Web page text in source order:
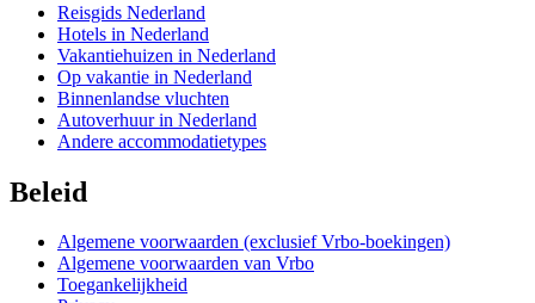
Reisgids Nederland
Hotels in Nederland
Vakantiehuizen in Nederland
Op vakantie in Nederland
Binnenlandse vluchten
Autoverhuur in Nederland
Andere accommodatietypes
Beleid
Algemene voorwaarden (exclusief Vrbo-boekingen)
Algemene voorwaarden van Vrbo
Toegankelijkheid